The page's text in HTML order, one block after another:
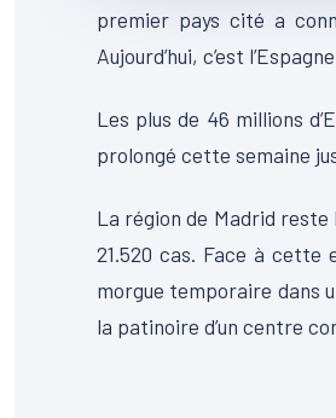
premier pays cité a
Aujourd’hui, c’est
Les plus de 46 millions
prolongé cette semaine
La région de Madrid
21.520 cas. Face à cette
morgue temporaire dans
la patinoire d’un centre